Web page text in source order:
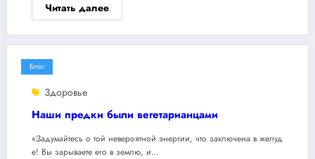
Читать далее
Блог
Здоровье
Наши предки были вегетарианцами
«Задумайтесь о той невероятной энергии, что заключена в желуд
е! Вы зарываете его в землю, и…